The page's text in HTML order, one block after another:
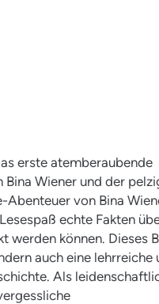
erste atemberaubende
Wiener und der
Abenteuer von Bina
echte Fakten
werden können. Dieses
auch eine lehrreiche
Als